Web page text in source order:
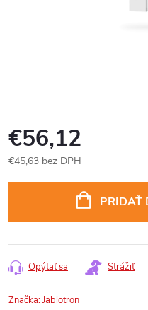
€56,12
€45,63 bez DPH
PRIDAŤ
Opýtať sa Strážiť
Značka:Jablotron